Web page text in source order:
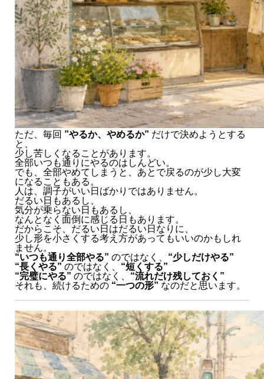
ただ、毎回 ”やるか、やめるか” だけで決めようとする
と、
少し苦しくなることがあります。
全部いつも通りにやるのはしんどい。
でも、全部やめてしまうと、あとで戻るのが少し大変
になることもある。
人は、調子がいい日ばかりではありません。
だるい日もあるし、
気分が乗らない日もあるし、
なんとなく面倒に感じる日もあります。
だからこそ、だるい日はだるい日なりに、
少し形を小さくする考え方があってもいいのかもしれ
ません。
“いつも通り全部やる” のではなく、 “少しだけやる”
“長くやる” のではなく、 “短くする”
“完璧にやる” のではなく、 “流れだけ残しておく”
それも、続けるための “一つの形” なのだと思います。